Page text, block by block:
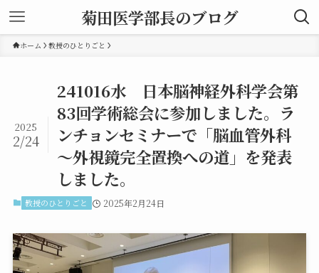
菊田医学部長のブログ
ホーム 教授のひとりごと
241016水 日本脳神経外科学会第
83回学術総会に参加しました。ラ
ンチョンセミナーで「脳血管外科
～外視鏡完全置換への道」を発表
しました。
2025
2/24
教授のひとりごと 2025年2月24日